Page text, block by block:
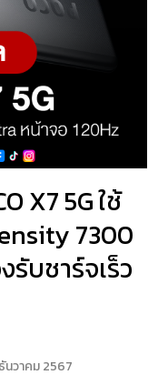
X7 5G ใช้
7300
รับชาร์จเร็ว
นวาคม 2567